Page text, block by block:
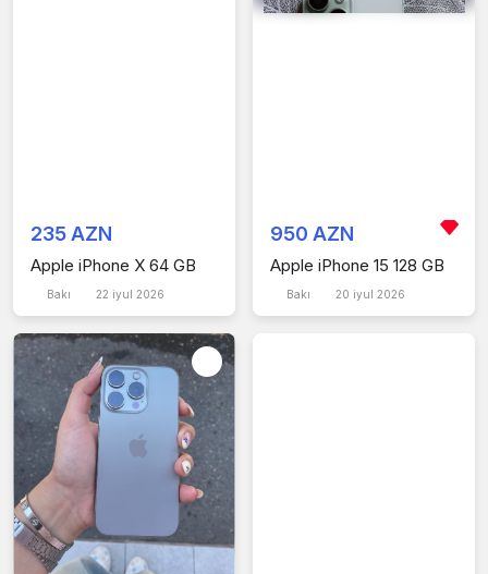
235 AZN
Apple iPhone X 64 GB
Bakı 22 iyul 2026
950 AZN
Apple iPhone 15 128 GB
Bakı 20 iyul 2026